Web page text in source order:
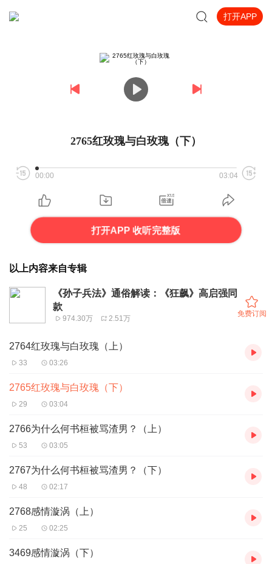
打开APP
2765红玫瑰与白玫瑰（下）
00:00 03:04
打开APP 收听完整版
以上内容来自专辑
《孙子兵法》通俗解读：《狂飙》高启强同
款
974.30万 2.51万
免费订阅
2764红玫瑰与白玫瑰（上）
33 03:26
2765红玫瑰与白玫瑰（下）
29 03:04
2766为什么何书桓被骂渣男？（上）
53 03:05
2767为什么何书桓被骂渣男？（下）
48 02:17
2768感情漩涡（上）
25 02:25
3469感情漩涡（下）